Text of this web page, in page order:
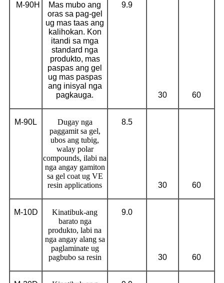
M-90H
Mas mubo ang
oras sa pag-gel
ug mas taas ang
kalihokan. Kon
itandi sa mga
standard nga
produkto, mas
paspas ang gel
ug mas paspas
ang inisyal nga
pagkauga.
9.9
30 60
M-90L
Dugay nga
paggamit sa gel,
ubos ang tubig,
walay polar
compounds, ilabi na
nga angay gamiton
sa gel coat ug VE
resin applications
8.5
30 60
M-10D
Kinatibuk-ang
barato nga
produkto, labi na
nga angay alang sa
paglaminate ug
pagbubo sa resin
9.0
30 60